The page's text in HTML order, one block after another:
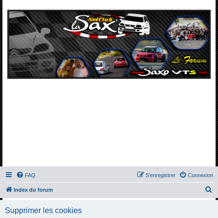
FAQ Connexion
S’enregistrer
Index du forum
Supprimer les cookies